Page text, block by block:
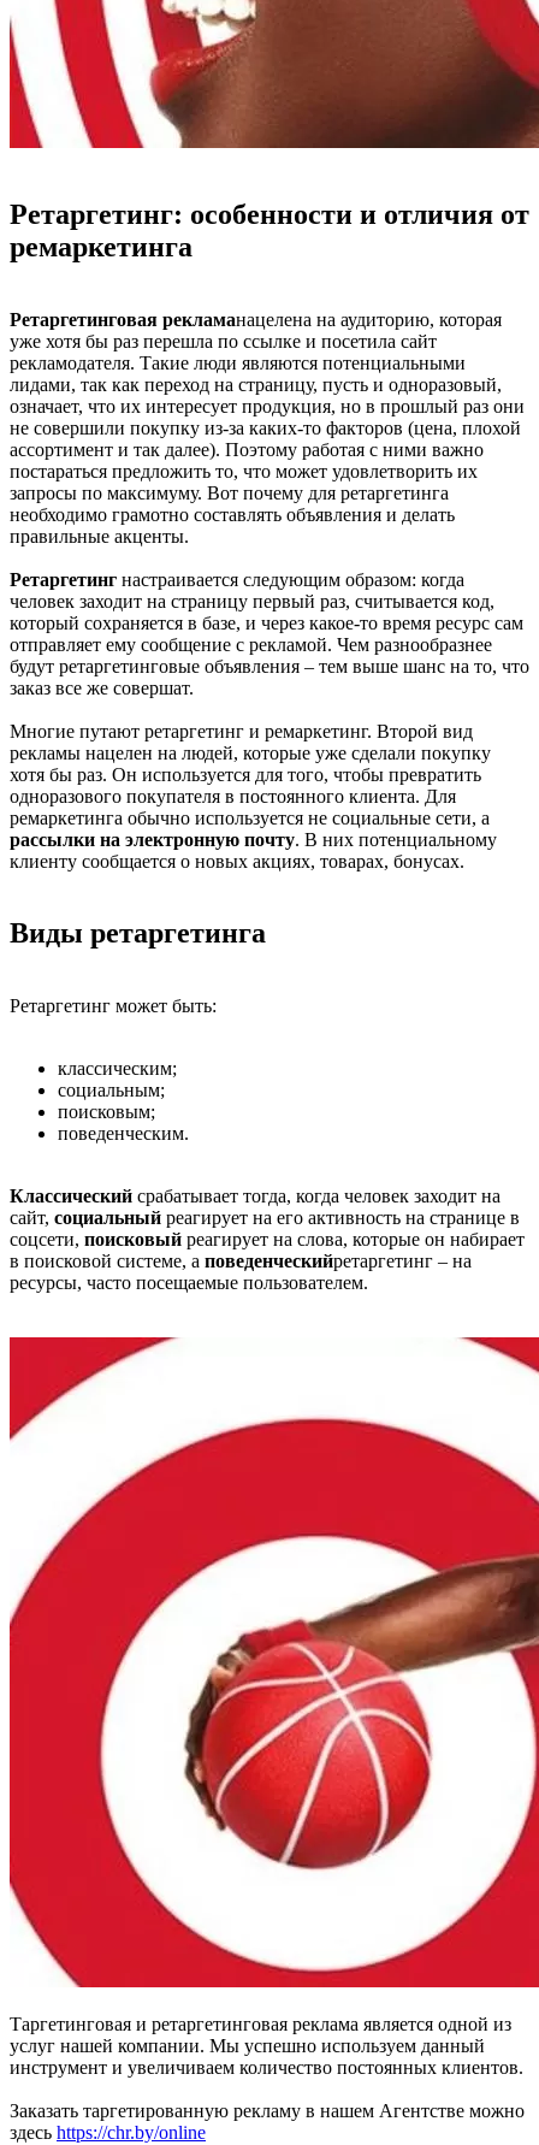
Ретаргетинг: особенности и отличия от
ремаркетинга
Ретаргетинговая рекламанацелена на аудиторию, которая
уже хотя бы раз перешла по ссылке и посетила сайт
рекламодателя. Такие люди являются потенциальными
лидами, так как переход на страницу, пусть и одноразовый,
означает, что их интересует продукция, но в прошлый раз они
не совершили покупку из-за каких-то факторов (цена, плохой
ассортимент и так далее). Поэтому работая с ними важно
постараться предложить то, что может удовлетворить их
запросы по максимуму. Вот почему для ретаргетинга
необходимо грамотно составлять объявления и делать
правильные акценты.
Ретаргетинг настраивается следующим образом: когда
человек заходит на страницу первый раз, считывается код,
который сохраняется в базе, и через какое-то время ресурс сам
отправляет ему сообщение с рекламой. Чем разнообразнее
будут ретаргетинговые объявления – тем выше шанс на то, что
заказ все же совершат.
Многие путают ретаргетинг и ремаркетинг. Второй вид
рекламы нацелен на людей, которые уже сделали покупку
хотя бы раз. Он используется для того, чтобы превратить
одноразового покупателя в постоянного клиента. Для
ремаркетинга обычно используется не социальные сети, а
рассылки на электронную почту. В них потенциальному
клиенту сообщается о новых акциях, товарах, бонусах.
Виды ретаргетинга
Ретаргетинг может быть:
классическим;
социальным;
поисковым;
поведенческим.
Классический срабатывает тогда, когда человек заходит на
сайт, социальный реагирует на его активность на странице в
соцсети, поисковый реагирует на слова, которые он набирает
в поисковой системе, а поведенческийретаргетинг – на
ресурсы, часто посещаемые пользователем.
Таргетинговая и ретаргетинговая реклама является одной из
услуг нашей компании. Мы успешно используем данный
инструмент и увеличиваем количество постоянных клиентов.
Заказать таргетированную рекламу в нашем Агентстве можно
здесь https://chr.by/online